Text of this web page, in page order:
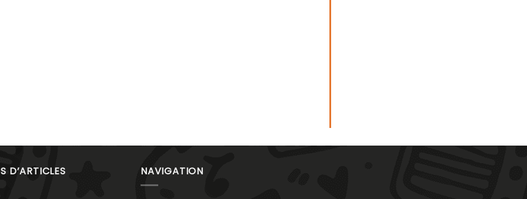
D’ARTICLES NAVIGATION